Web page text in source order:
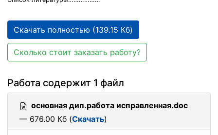
Скачать полностью (139.15 Кб)
Сколько стоит заказать работу?
Работа содержит 1 файл
основная дип.работа исправленная.doc
— 676.00 Кб (Скачать)